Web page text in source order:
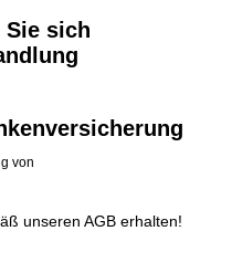
Sie sich
von
unseren AGB erhalten!